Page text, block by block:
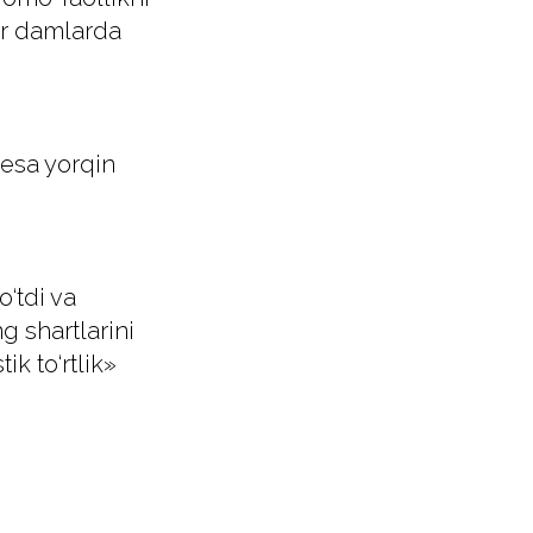
damlarda
yorqin
va
shartlarini
to‘rtlik»